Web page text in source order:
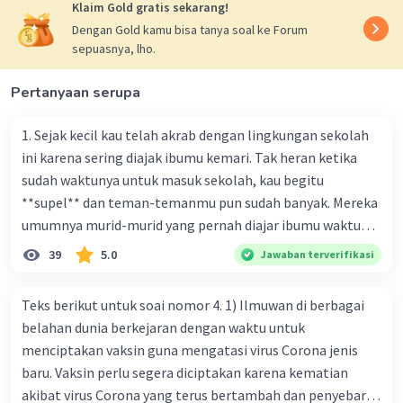
Beri Rating·0.0( 0) Balas
Klaim Gold gratis sekarang!
Dengan Gold kamu bisa tanya soal ke Forum
sepuasnya, lho.
Pertanyaan serupa
1. Sejak kecil kau telah akrab dengan lingkungan sekolah
ini karena sering diajak ibumu kemari. Tak heran ketika
sudah waktunya untuk masuk sekolah, kau begitu
**supel** dan teman-temanmu pun sudah banyak. Mereka
umumnya murid-murid yang pernah diajar ibumu waktu
kelas satu. Sedangkan aku? Aku waktu itu baru saja pindah
ke kota kecil ini. Makna kata bercetak tebal dalam kutipan
baik
39 5.0 Jawaban terverifikasi
Teks berikut untuk soai nomor 4. 1) Ilmuwan di berbagai
belahan dunia berkejaran dengan waktu untuk
menciptakan vaksin guna mengatasi virus Corona jenis
baru. Vaksin perlu segera diciptakan karena kematian
akibat virus Corona yang terus bertambah dan penyebaran